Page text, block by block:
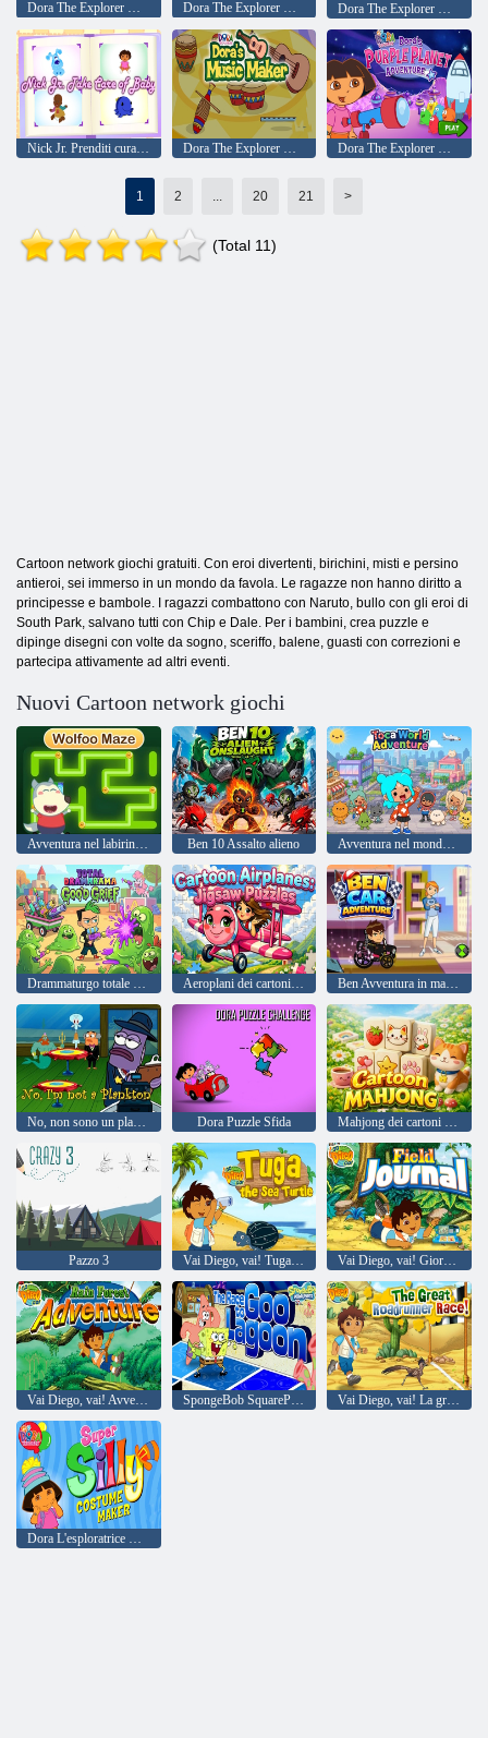
Dora The Explorer Dora's Puppy Adventure
1 2 20 21 >
(Total 11)
Cartoon network giochi gratuiti. Con eroi divertenti, birichini, misti e persino
antieroi, sei immerso in un mondo da favola. Le ragazze non hanno diritto a
principesse e bambole. I ragazzi combattono con Naruto, bullo con gli eroi di
South Park, salvano tutti con Chip e Dale. Per i bambini, crea puzzle e
dipinge disegni con volte da sogno, sceriffo, balene, guasti con correzioni e
partecipa attivamente ad altri eventi.
Nuovi Cartoon network giochi
Avventura nel labirinto di Wolfoo Ben 10 Assalto alieno Avventura nel mondo di Toca
Aeroplani dei cartoni animati: puzzle
No, non sono un plancton Dora Puzzle Sfida Mahjong dei cartoni animati
Pazzo 3 Vai Diego, vai! Tuga la tartaruga marina Vai Diego, vai! Giornale di campo
Vai Diego, vai! Avventura nella foresta pluviale SpongeBob SquarePants La corsa verso Goo Lagoon Vai Diego, vai! La grande corsa del roadrunner
Dora L'esploratrice Creatrice di costumi super sciocca